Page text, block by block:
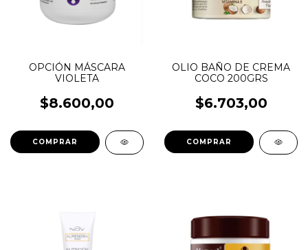
OPCIÓN MÁSCARA
VIOLETA
$8.600,00
COMPRAR
OLIO BAÑO DE CREMA
COCO 200GRS
$6.703,00